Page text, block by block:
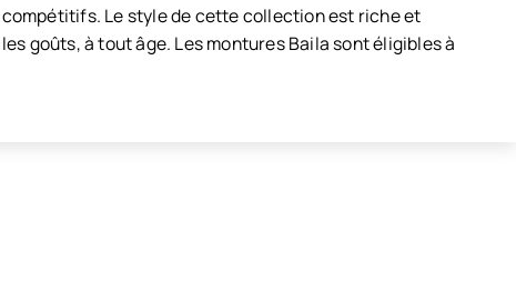
Le style de cette collection est riche et
goûts, à tout âge. Les montures Baila sont éligibles à